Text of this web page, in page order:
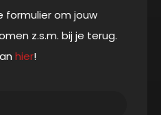
formulier om jouw
z.s.m. bij je terug.
hier!